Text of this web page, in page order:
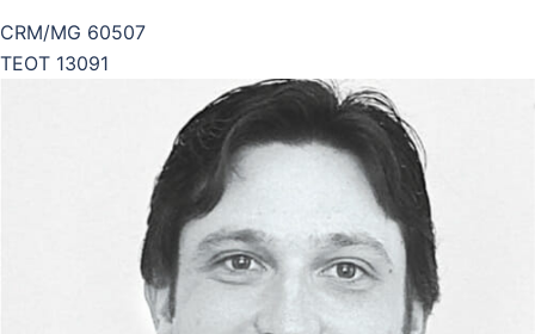
CRM/MG 60507
TEOT 13091